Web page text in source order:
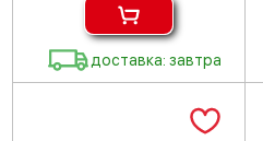
доставка: завтра